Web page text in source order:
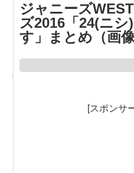
ジャニーズ
ズ2016「24(ニ
す」まとめ（画像
[スポンサ